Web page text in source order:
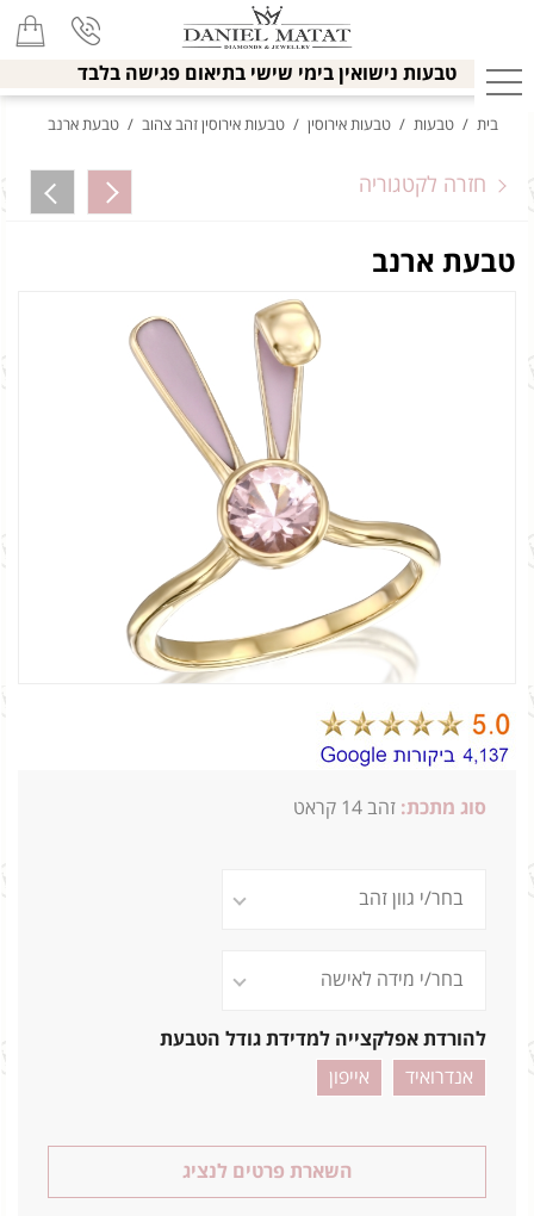
טבעות נישואין בימי שישי בתיאום פגישה בלבד
בית / טבעות / טבעות אירוסין / טבעות אירוסין זהב צהוב / טבעת ארנב
חזרה לקטגוריה
טבעת ארנב
סוג מתכת: זהב 14 קראט
להורדת אפלקצייה למדידת גודל הטבעת
אנדרואיד
אייפון
השארת פרטים לנציג